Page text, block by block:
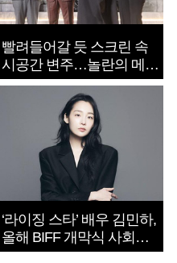
빨려들어갈 듯 스크린 속
시공간 변주…놀란의 메시
지는 ‘전쟁 속죄’
‘라이징 스타’ 배우 김민하,
올해 BIFF 개막식 사회자
확정